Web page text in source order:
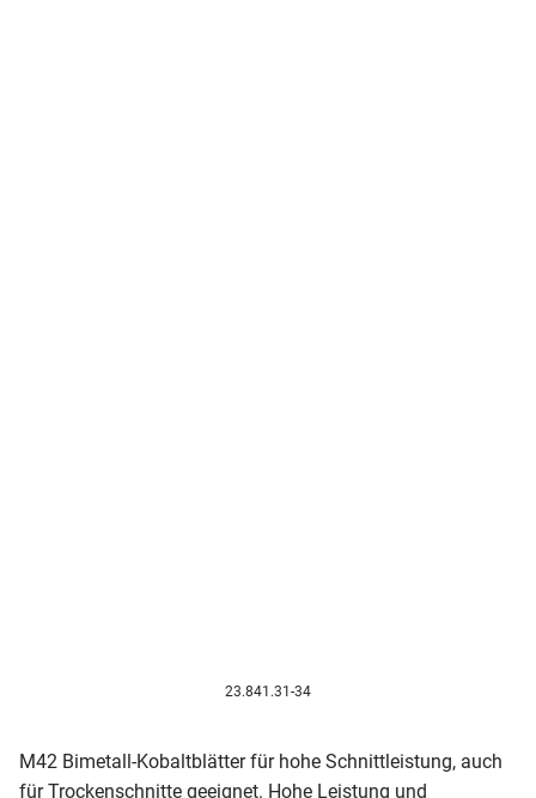
23.841.31-34
M42 Bimetall-Kobaltblätter für hohe Schnittleistung, auch
für Trockenschnitte geeignet. Hohe Leistung und